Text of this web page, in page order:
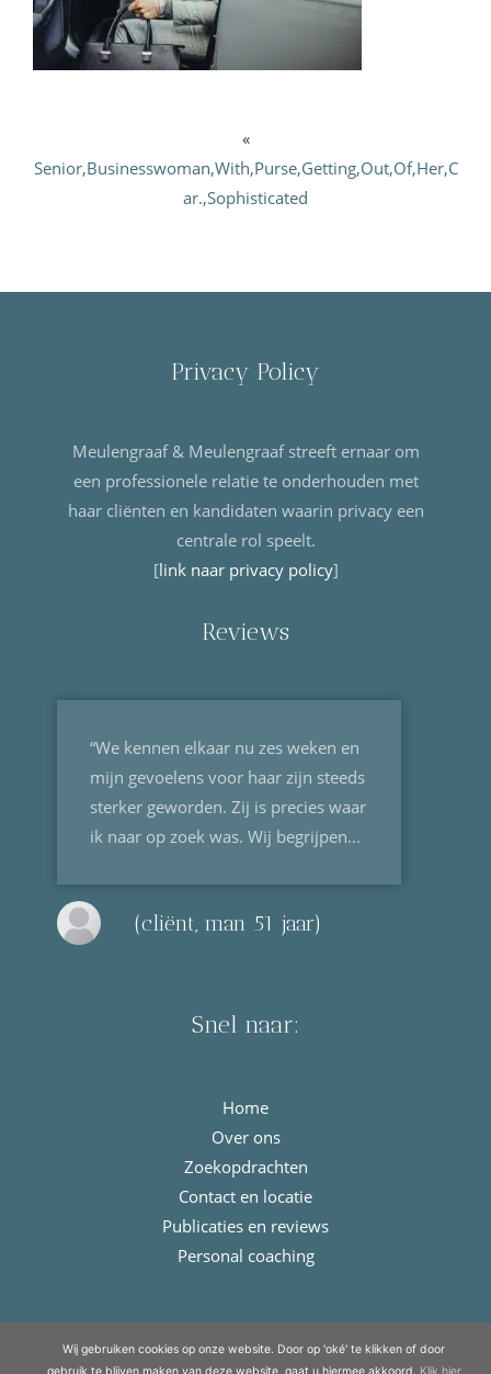
«
Senior,Businesswoman,With,Purse,Getting,Out,Of,Her,C
ar.,Sophisticated
Privacy Policy
Meulengraaf & Meulengraaf streeft ernaar om
een professionele relatie te onderhouden met
haar cliënten en kandidaten waarin privacy een
centrale rol speelt.
[link naar privacy policy]
Reviews
“We kennen elkaar nu zes weken en
mijn gevoelens voor haar zijn steeds
sterker geworden. Zij is precies waar
ik naar op zoek was. Wij begrijpen...
(cliënt, man 51 jaar)
Snel naar:
Home
Over ons
Zoekopdrachten
Contact en locatie
Publicaties en reviews
Personal coaching
reserved
Wij gebruiken cookies op onze website. Door op 'oké' te klikken of door